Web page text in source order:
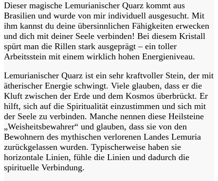
Dieser magische Lemurianischer Quarz kommt aus
Brasilien und wurde von mir individuell ausgesucht. Mit
ihm kannst du deine übersinnlichen Fähigkeiten erwecken
und dich mit deiner Seele verbinden! Bei diesem Kristall
spürt man die Rillen stark ausgeprägt – ein toller
Arbeitsstein mit einem wirklich hohen Energieniveau.
Lemurianischer Quarz ist ein sehr kraftvoller Stein, der mit
ätherischer Energie schwingt. Viele glauben, dass er die
Kluft zwischen der Erde und dem Kosmos überbrückt. Er
hilft, sich auf die Spiritualität einzustimmen und sich mit
der Seele zu verbinden. Manche nennen diese Heilsteine
„Weisheitsbewahrer“ und glauben, dass sie von den
Bewohnern des mythischen verlorenen Landes Lemuria
zurückgelassen wurden. Typischerweise haben sie
horizontale Linien, fühle die Linien und dadurch die
spirituelle Verbindung.